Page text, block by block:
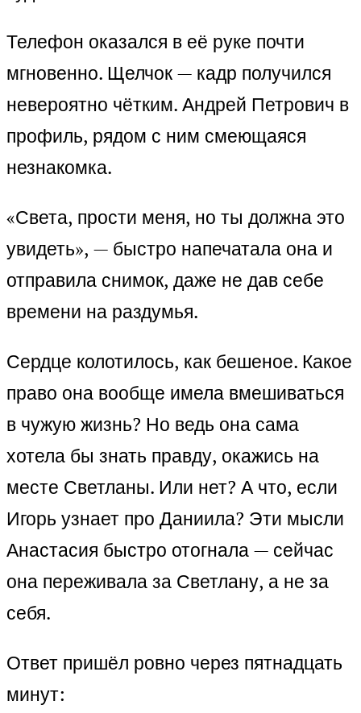
Телефон оказался в её руке почти
мгновенно. Щелчок — кадр получился
невероятно чётким. Андрей Петрович в
профиль, рядом с ним смеющаяся
незнакомка.
«Света, прости меня, но ты должна это
увидеть», — быстро напечатала она и
отправила снимок, даже не дав себе
времени на раздумья.
Сердце колотилось, как бешеное. Какое
право она вообще имела вмешиваться
в чужую жизнь? Но ведь она сама
хотела бы знать правду, окажись на
месте Светланы. Или нет? А что, если
Игорь узнает про Даниила? Эти мысли
Анастасия быстро отогнала — сейчас
она переживала за Светлану, а не за
себя.
Ответ пришёл ровно через пятнадцать
минут: